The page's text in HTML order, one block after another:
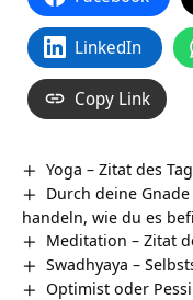
LinkedIn
Copy Link
Yoga – Zitat des
Durch deine
handeln, wie du es
Meditation – Zitat
Swadhyaya –
Optimist oder